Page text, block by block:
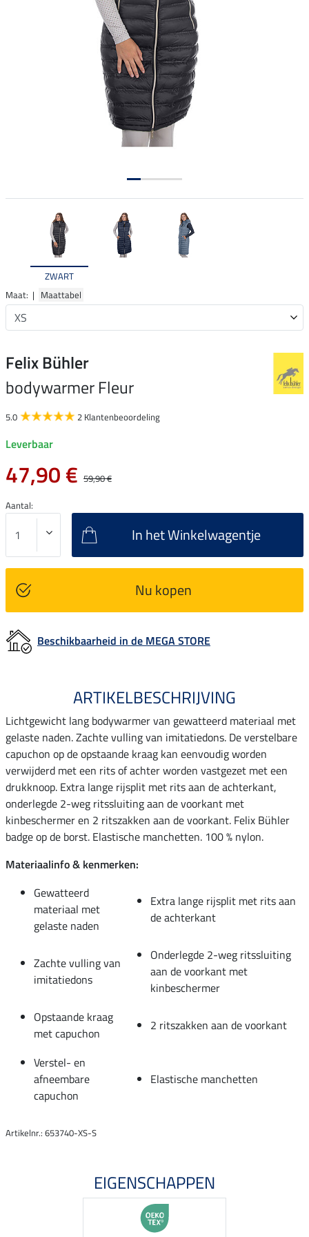
ZWART
Maat: | Maattabel
Felix Bühler
bodywarmer Fleur
5.0 2 Klantenbeoordeling
Leverbaar
47,90 € 59,90 €
Aantal:
In het Winkelwagentje
Nu kopen
Beschikbaarheid in de MEGA STORE
ARTIKELBESCHRIJVING
Lichtgewicht lang bodywarmer van gewatteerd materiaal met
gelaste naden. Zachte vulling van imitatiedons. De verstelbare
capuchon op de opstaande kraag kan eenvoudig worden
verwijderd met een rits of achter worden vastgezet met een
drukknoop. Extra lange rijsplit met rits aan de achterkant,
onderlegde 2-weg ritssluiting aan de voorkant met
kinbeschermer en 2 ritszakken aan de voorkant. Felix Bühler
badge op de borst. Elastische manchetten. 100 % nylon.
Materiaalinfo & kenmerken:
Gewatteerd
materiaal met
gelaste naden
Extra lange rijsplit met rits aan
de achterkant
Zachte vulling van
imitatiedons
Onderlegde 2-weg ritssluiting
aan de voorkant met
kinbeschermer
Opstaande kraag
met capuchon
2 ritszakken aan de voorkant
Verstel- en
afneembare
capuchon
Elastische manchetten
Artikelnr.: 653740-XS-S
EIGENSCHAPPEN